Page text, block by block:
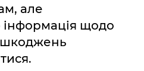
але
щодо